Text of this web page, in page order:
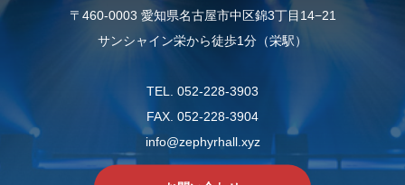
〒460-0003 愛知県名古屋市中区錦3丁目14−21
サンシャイン栄から徒歩1分（栄駅）
TEL. 052-228-3903
FAX. 052-228-3904
info@zephyrhall.xyz